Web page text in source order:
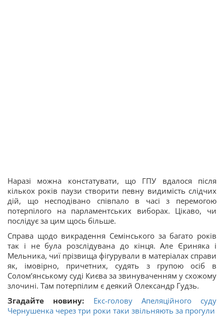
Наразі можна констатувати, що ГПУ вдалося після
кількох років паузи створити певну видимість слідчих
дій, що несподівано співпало в часі з перемогою
потерпілого на парламентських виборах. Цікаво, чи
послідує за цим щось більше.
Справа щодо викрадення Семінського за багато років
так і не була розслідувана до кінця. Але Єриняка і
Мельника, чиї прізвища фігурували в матеріалах справи
як, імовірно, причетних, судять з групою осіб в
Солом’янському суді Києва за звинуваченням у схожому
злочині. Там потерпілим є деякий Олександр Гудзь.
Згадайте новину:
Екс-голову Апеляційного суду
Чернушенка через три роки таки звільняють за прогули